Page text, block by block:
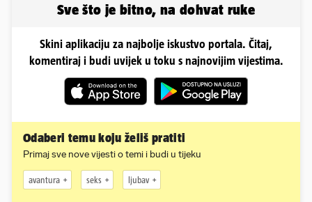
Sve što je bitno, na dohvat ruke
Skini aplikaciju za najbolje iskustvo portala. Čitaj,
komentiraj i budi uvijek u toku s najnovijim vijestima.
Odaberi temu koju želiš pratiti
Primaj sve nove vijesti o temi i budi u tijeku
avantura seks ljubav